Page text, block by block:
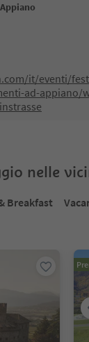
it/eventi/
ad-appiano/
nelle
Breakfast